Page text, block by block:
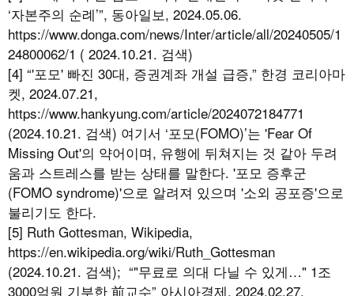
‘자본주의 순례’”, 동아일보, 2024.05.06.
https://www.donga.com/news/Inter/article/all/20240505/1
24800062/1 ( 2024.10.21. 검색)
[4] “'포모' 빠진 30대, 증권계좌 개설 급증,” 한경 코리아마
켓, 2024.07.21,
https://www.hankyung.com/article/2024072184771
(2024.10.21. 검색) 여기서 ‘포모(FOMO)’는 'Fear Of
Missing Out'의 약어이며, 유행에 뒤쳐지는 것 같아 두려
움과 스트레스를 받는 상태를 말한다. '포모 증후군
(FOMO syndrome)'으로 알려져 있으며 '소외 공포증'으로
불리기도 한다.
[5] Ruth Gottesman, Wikipedia,
https://en.wikipedia.org/wiki/Ruth_Gottesman
(2024.10.21. 검색); “"무료로 의대 다닐 수 있게…" 1조
3000억원 기부한 前교수” 아시아경제, 2024.02.27.